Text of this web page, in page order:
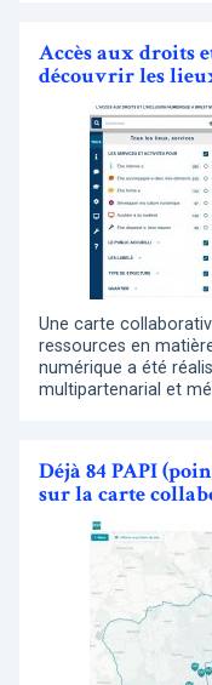
Accès aux droits
découvrir les
Une carte
ressources en
numérique a été
multipartenarial et
Déjà 84 PAPI
sur la carte